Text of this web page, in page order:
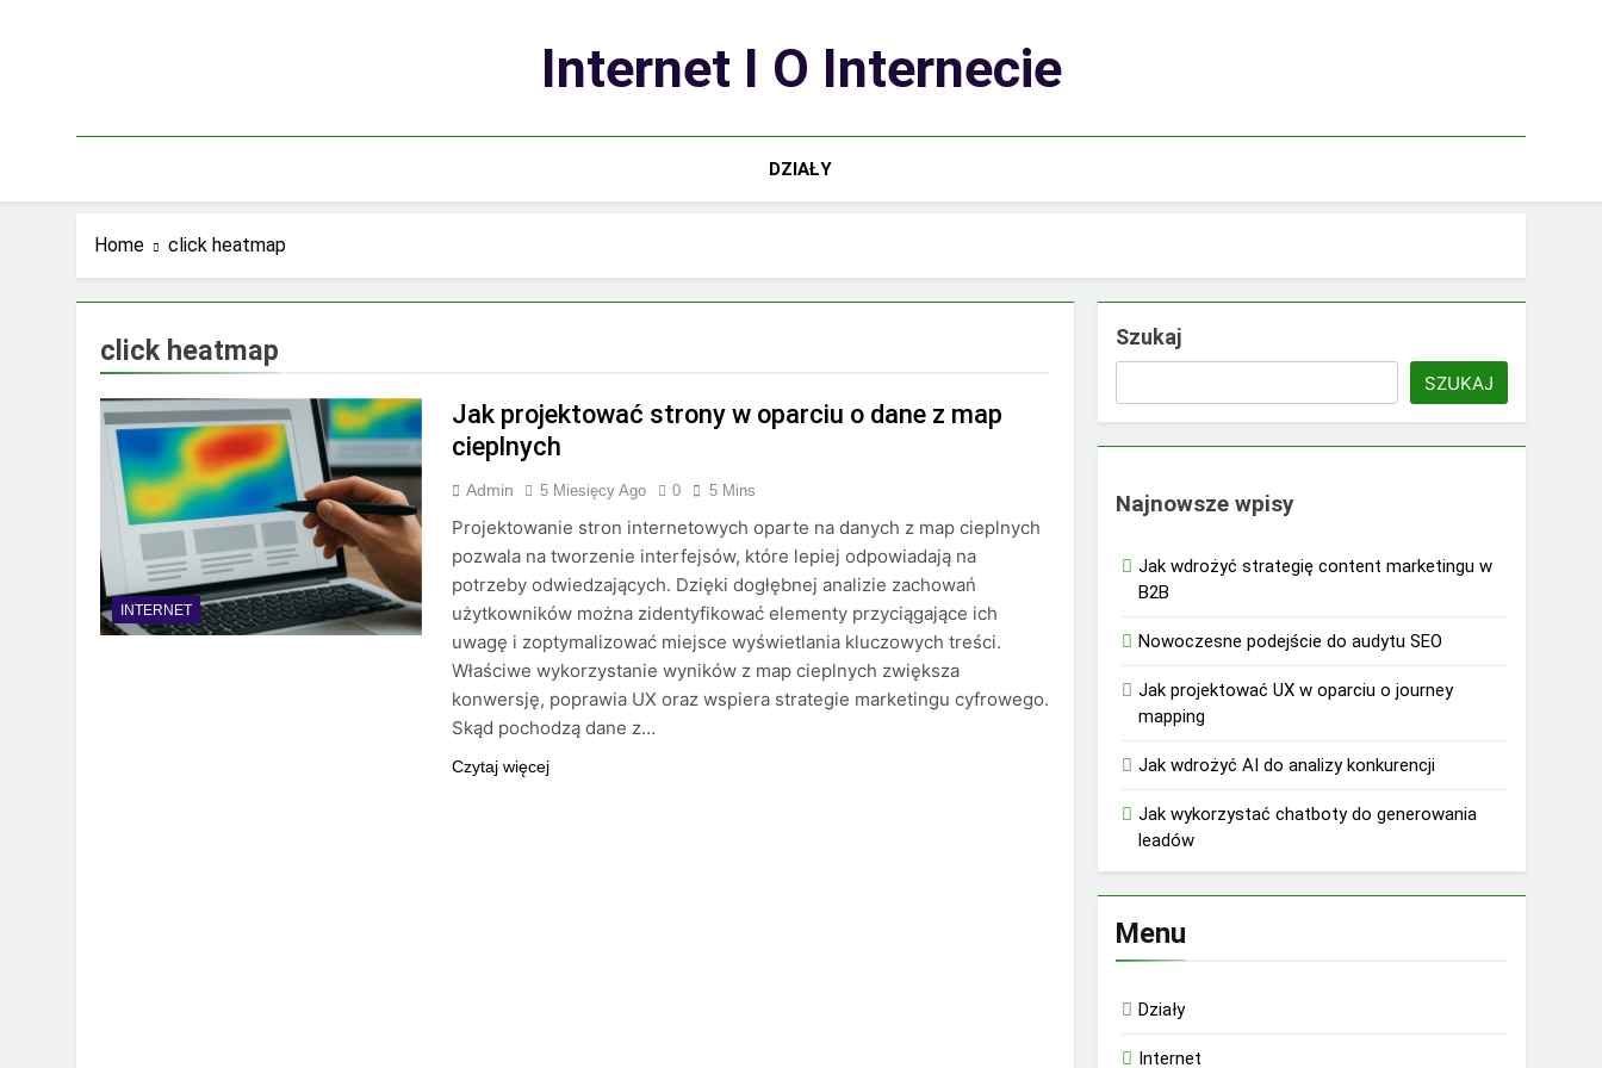
Internet I O Internecie
DZIAŁY
Home click heatmap
click heatmap
INTERNET
Jak projektować strony w oparciu o dane z map
cieplnych
Admin 5 Miesięcy Ago 0 5 Mins
Projektowanie stron internetowych oparte na danych z map cieplnych
pozwala na tworzenie interfejsów, które lepiej odpowiadają na
potrzeby odwiedzających. Dzięki dogłębnej analizie zachowań
użytkowników można zidentyfikować elementy przyciągające ich
uwagę i zoptymalizować miejsce wyświetlania kluczowych treści.
Właściwe wykorzystanie wyników z map cieplnych zwiększa
konwersję, poprawia UX oraz wspiera strategie marketingu cyfrowego.
Skąd pochodzą dane z…
Czytaj więcej
Szukaj
SZUKAJ
Najnowsze wpisy
Jak wdrożyć strategię content marketingu w
B2B
Nowoczesne podejście do audytu SEO
Jak projektować UX w oparciu o journey
mapping
Jak wdrożyć AI do analizy konkurencji
Jak wykorzystać chatboty do generowania
leadów
Menu
Działy
Internet